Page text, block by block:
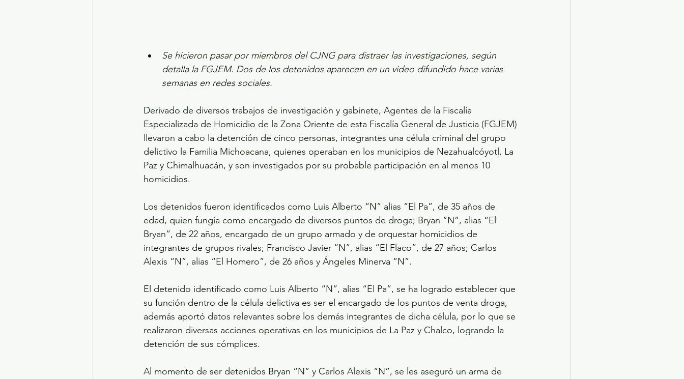
Se hicieron pasar por miembros del CJNG para distraer las investigaciones, según
detalla la FGJEM. Dos de los detenidos aparecen en un video difundido hace varias
semanas en redes sociales.
Derivado de diversos trabajos de investigación y gabinete, Agentes de la Fiscalía
Especializada de Homicidio de la Zona Oriente de esta Fiscalía General de Justicia (FGJEM)
llevaron a cabo la detención de cinco personas, integrantes una célula criminal del grupo
delictivo la Familia Michoacana, quienes operaban en los municipios de Nezahualcóyotl, La
Paz y Chimalhuacán, y son investigados por su probable participación en al menos 10
homicidios.
Los detenidos fueron identificados como Luis Alberto “N” alias “El Pa”, de 35 años de
edad, quien fungía como encargado de diversos puntos de droga; Bryan “N”, alias “El
Bryan”, de 22 años, encargado de un grupo armado y de orquestar homicidios de
integrantes de grupos rivales; Francisco Javier “N”, alias “El Flaco”, de 27 años; Carlos
Alexis “N”, alias “El Homero”, de 26 años y Ángeles Minerva “N”.
El detenido identificado como Luis Alberto “N”, alias “El Pa”, se ha logrado establecer que
su función dentro de la célula delictiva es ser el encargado de los puntos de venta droga,
además aportó datos relevantes sobre los demás integrantes de dicha célula, por lo que se
realizaron diversas acciones operativas en los municipios de La Paz y Chalco, logrando la
detención de sus cómplices.
Al momento de ser detenidos Bryan “N” y Carlos Alexis “N”, se les aseguró un arma de